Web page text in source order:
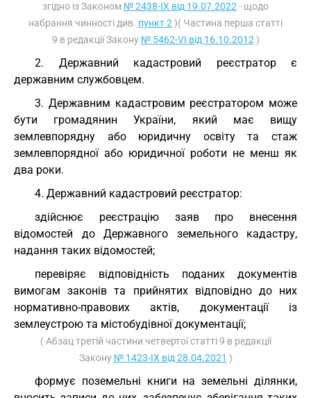
згідно із Законом № 2438-IX від 19.07.2022 - щодо
набрання чинності див. пункт 2 )( Частина перша статті
9 в редакції Закону № 5462-VI від 16.10.2012 )
2. Державний кадастровий реєстратор є
державним службовцем.
3. Державним кадастровим реєстратором може
бути громадянин України, який має вищу
землевпорядну або юридичну освіту та стаж
землевпорядної або юридичної роботи не менш як
два роки.
4. Державний кадастровий реєстратор:
здійснює реєстрацію заяв про внесення
відомостей до Державного земельного кадастру,
надання таких відомостей;
перевіряє відповідність поданих документів
вимогам законів та прийнятих відповідно до них
нормативно-правових актів, документації із
землеустрою та містобудівної документації;
( Абзац третій частини четвертої статті 9 в редакції
Закону № 1423-IX від 28.04.2021 )
формує поземельні книги на земельні ділянки,